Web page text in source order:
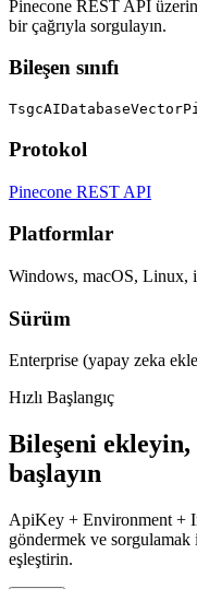
Pinecone REST API
bir çağrıyla sorgulayın.
Bileşen sınıfı
Protokol
Pinecone REST API
Platformlar
Windows, macOS, Linux,
Sürüm
Enterprise (yapay zeka
Hızlı Başlangıç
Bileşeni
başlayın
ApiKey + Environment +
göndermek ve
eşleştirin.